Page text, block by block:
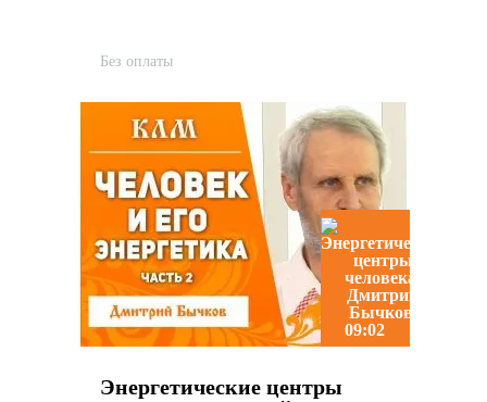
Без оплаты
09:02
Энергетические центры